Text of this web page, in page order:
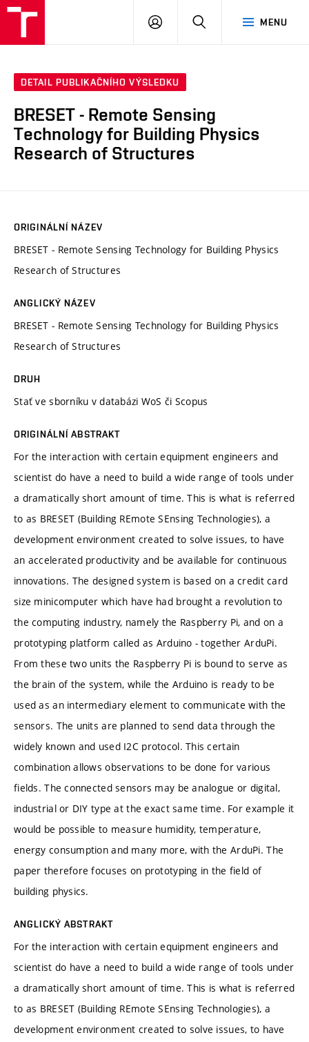
MENU
PŘIHLÁSIT
DETAIL PUBLIKAČNÍHO VÝSLEDKU
BRESET - Remote Sensing
Technology for Building Physics
Research of Structures
ORIGINÁLNÍ NÁZEV
BRESET - Remote Sensing Technology for Building Physics
Research of Structures
ANGLICKÝ NÁZEV
BRESET - Remote Sensing Technology for Building Physics
Research of Structures
DRUH
Stať ve sborníku v databázi WoS či Scopus
ORIGINÁLNÍ ABSTRAKT
For the interaction with certain equipment engineers and
scientist do have a need to build a wide range of tools under
a dramatically short amount of time. This is what is referred
to as BRESET (Building REmote SEnsing Technologies), a
development environment created to solve issues, to have
an accelerated productivity and be available for continuous
innovations. The designed system is based on a credit card
size minicomputer which have had brought a revolution to
the computing industry, namely the Raspberry Pi, and on a
prototyping platform called as Arduino - together ArduPi.
From these two units the Raspberry Pi is bound to serve as
the brain of the system, while the Arduino is ready to be
used as an intermediary element to communicate with the
sensors. The units are planned to send data through the
widely known and used I2C protocol. This certain
combination allows observations to be done for various
fields. The connected sensors may be analogue or digital,
industrial or DIY type at the exact same time. For example it
would be possible to measure humidity, temperature,
energy consumption and many more, with the ArduPi. The
paper therefore focuses on prototyping in the field of
building physics.
ANGLICKÝ ABSTRAKT
For the interaction with certain equipment engineers and
scientist do have a need to build a wide range of tools under
a dramatically short amount of time. This is what is referred
to as BRESET (Building REmote SEnsing Technologies), a
development environment created to solve issues, to have